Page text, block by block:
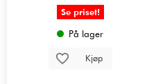
Se priset!
På lager
Kjøp